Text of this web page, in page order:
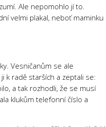
Ale nepomohlo jí to.
velmi plakal, neboť maminku
Vesničanům se ale
k radě starších a zeptali se:
a tak rozhodli, že se musí
klukům telefonní číslo a